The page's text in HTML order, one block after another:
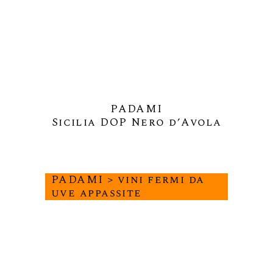
PADAMI
Sicilia DOP Nero d’Avola
PADAMI > vini fermi da
uve appassite